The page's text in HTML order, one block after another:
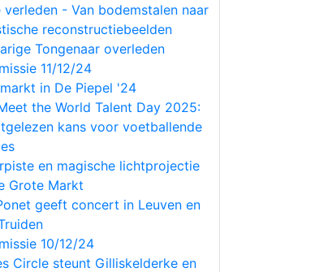
verleden - Van bodemstalen naar
reconstructiebeelden
Tongenaar overleden
11/12/24
in De Piepel '24
the World Talent Day 2025:
kans voor voetballende
en magische lichtprojectie
Grote Markt
geeft concert in Leuven en
10/12/24
Circle steunt Gilliskelderke en